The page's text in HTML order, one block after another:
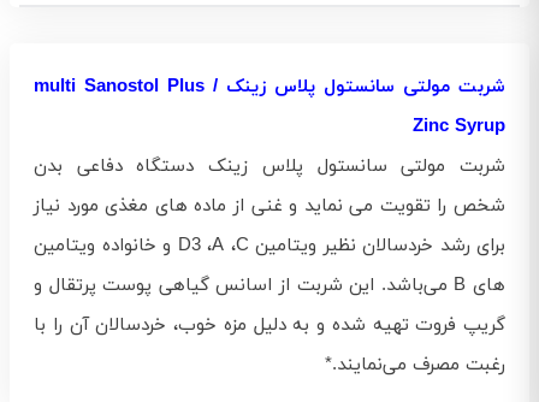
شربت مولتی سانستول پلاس زینک / multi Sanostol Plus
Zinc Syrup
شربت مولتی سانستول پلاس زینک دستگاه دفاعی بدن
شخص را تقویت می نماید و غنی از ماده های مغذی مورد نیاز
برای رشد خردسالان نظیر ویتامین D3 ،A ،C و خانواده ویتامین
های B می‌باشد. این شربت از اسانس گیاهی پوست پرتقال و
گریپ فروت تهیه شده و به دلیل مزه خوب، خردسالان آن را با
رغبت مصرف می‌نمایند.*